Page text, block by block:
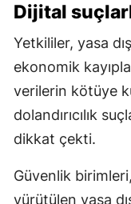
Dijital
Yetkililer, yasa
ekonomik
verilerin kötüye
dolandırıcılık
dikkat çekti.
Güvenlik
yürütülen yasa